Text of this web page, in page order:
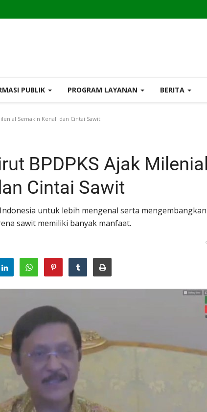
PUBLIK PROGRAM LAYANAN BERITA
Semakin Kenali dan Cintai Sawit
BPDPKS Ajak Milenial
Cintai Sawit
untuk lebih mengenal serta mengembangkan
sawit memiliki banyak manfaat.